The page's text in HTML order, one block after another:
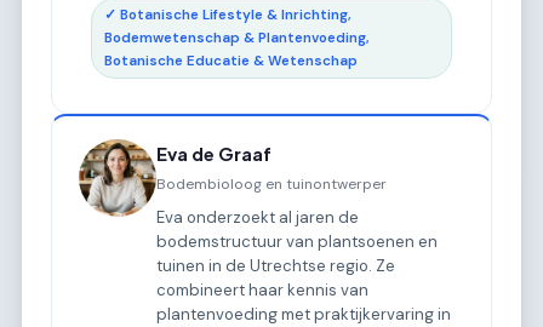
✓ Botanische Lifestyle & Inrichting,
Bodemwetenschap & Plantenvoeding,
Botanische Educatie & Wetenschap
Eva de Graaf
Bodembioloog en tuinontwerper
Eva onderzoekt al jaren de
bodemstructuur van plantsoenen en
tuinen in de Utrechtse regio. Ze
combineert haar kennis van
plantenvoeding met praktijkervaring in